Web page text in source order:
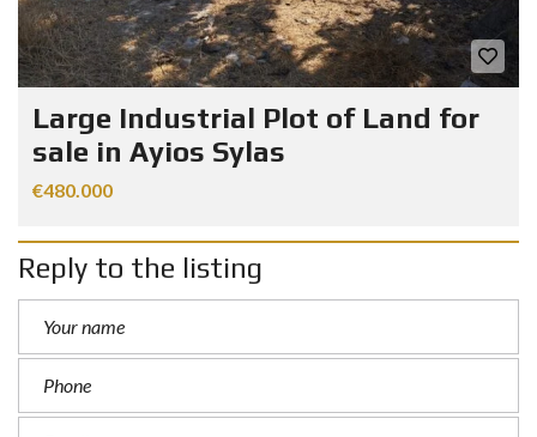
Large Industrial Plot of Land for
sale in Ayios Sylas
€480.000
Reply to the listing